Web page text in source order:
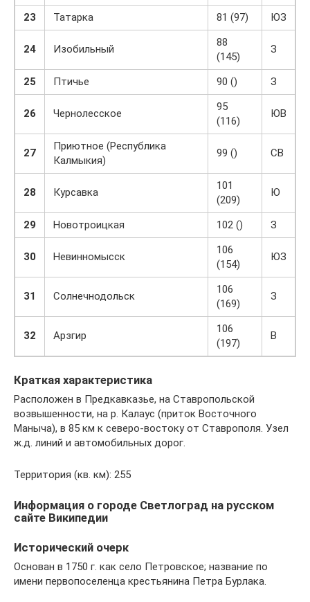
23
Татарка 81 (97) ЮЗ
24 Изобильный
88
(145)
З
25 Птичье 90 () З
26 Чернолесское
95
(116)
ЮВ
27
Приютное (Республика
Калмыкия)
99 () СВ
28 Курсавка
101
(209)
Ю
29 Новотроицкая 102 () З
30 Невинномысск
106
(154)
ЮЗ
31 Солнечнодольск
106
(169)
З
32 Арзгир
106
(197)
В
Краткая характеристика
Расположен в Предкавказье, на Ставропольской
возвышенности, на р. Калаус (приток Восточного
Маныча), в 85 км к северо-востоку от Ставрополя. Узел
ж.д. линий и автомобильных дорог.
Территория (кв. км): 255
Информация о городе Светлоград на русском
сайте Википедии
Исторический очерк
Основан в 1750 г. как село Петровское; название по
имени первопоселенца крестьянина Петра Бурлака.